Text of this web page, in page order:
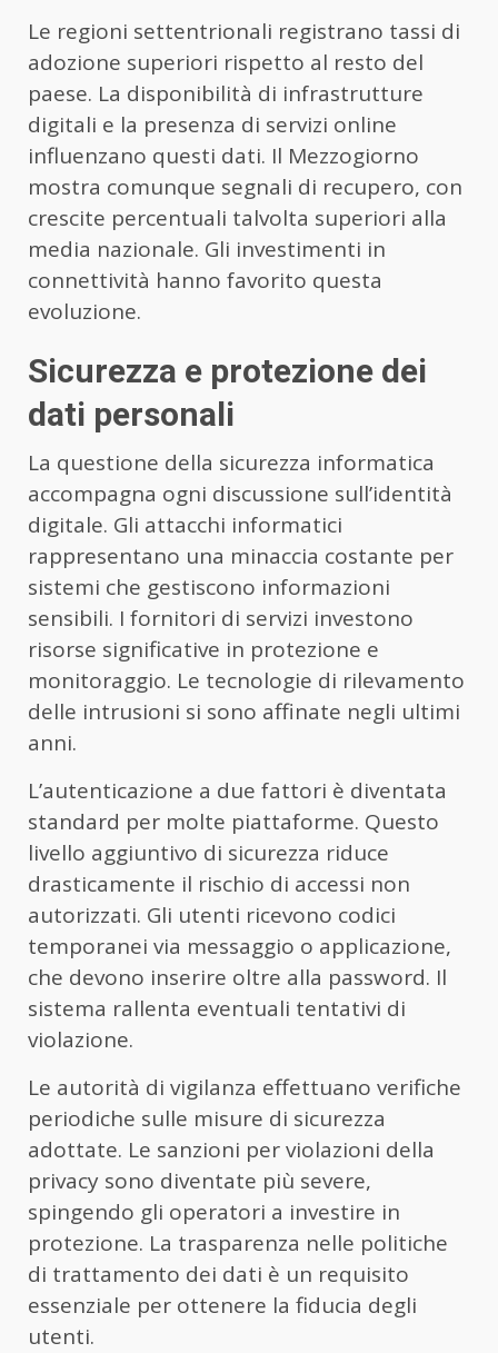
Le regioni settentrionali registrano tassi di
adozione superiori rispetto al resto del
paese. La disponibilità di infrastrutture
digitali e la presenza di servizi online
influenzano questi dati. Il Mezzogiorno
mostra comunque segnali di recupero, con
crescite percentuali talvolta superiori alla
media nazionale. Gli investimenti in
connettività hanno favorito questa
evoluzione.
Sicurezza e protezione dei
dati personali
La questione della sicurezza informatica
accompagna ogni discussione sull’identità
digitale. Gli attacchi informatici
rappresentano una minaccia costante per
sistemi che gestiscono informazioni
sensibili. I fornitori di servizi investono
risorse significative in protezione e
monitoraggio. Le tecnologie di rilevamento
delle intrusioni si sono affinate negli ultimi
anni.
L’autenticazione a due fattori è diventata
standard per molte piattaforme. Questo
livello aggiuntivo di sicurezza riduce
drasticamente il rischio di accessi non
autorizzati. Gli utenti ricevono codici
temporanei via messaggio o applicazione,
che devono inserire oltre alla password. Il
sistema rallenta eventuali tentativi di
violazione.
Le autorità di vigilanza effettuano verifiche
periodiche sulle misure di sicurezza
adottate. Le sanzioni per violazioni della
privacy sono diventate più severe,
spingendo gli operatori a investire in
protezione. La trasparenza nelle politiche
di trattamento dei dati è un requisito
essenziale per ottenere la fiducia degli
utenti.